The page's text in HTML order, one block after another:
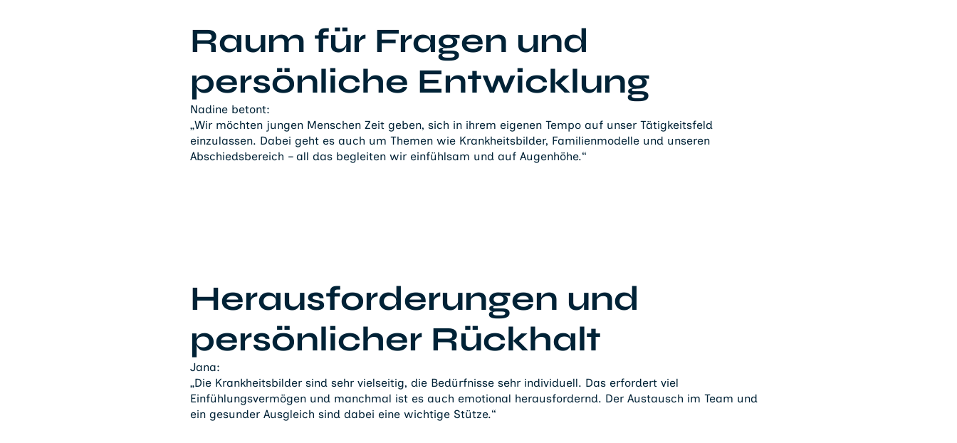
Raum für Fragen und
persönliche Entwicklung
Nadine betont:
„Wir möchten jungen Menschen Zeit geben, sich in ihrem eigenen Tempo auf unser Tätigkeitsfeld
einzulassen. Dabei geht es auch um Themen wie Krankheitsbilder, Familienmodelle und unseren
Abschiedsbereich – all das begleiten wir einfühlsam und auf Augenhöhe.“
Herausforderungen und
persönlicher Rückhalt
Jana:
„Die Krankheitsbilder sind sehr vielseitig, die Bedürfnisse sehr individuell. Das erfordert viel
Einfühlungsvermögen und manchmal ist es auch emotional herausfordernd. Der Austausch im Team und
ein gesunder Ausgleich sind dabei eine wichtige Stütze.“